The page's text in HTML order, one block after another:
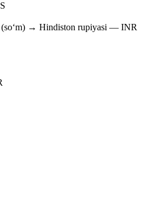
→ Hindiston rupiyasi — INR